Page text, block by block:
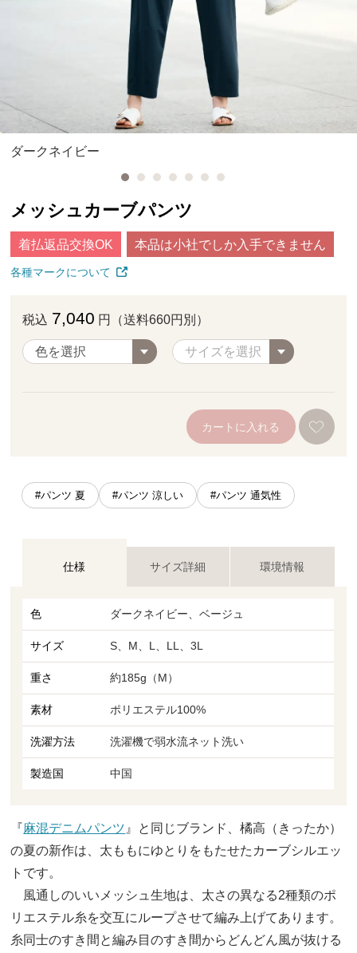
ダークネイビー
メッシュカーブパンツ
着払返品交換OK 本品は小社でしか入手できません
各種マークについて
税込 7,040 円（送料660円別）
カートに入れる
#パンツ 夏 #パンツ 涼しい #パンツ 通気性
仕様 サイズ詳細 環境情報
色 ダークネイビー、ベージュ
サイズ S、M、L、LL、3L
重さ 約185g（M）
素材 ポリエステル100%
洗濯方法 洗濯機で弱水流ネット洗い
製造国 中国
『麻混デニムパンツ 』と同じブランド、橘高（きったか）
の夏の新作は、太ももにゆとりをもたせたカーブシルエッ
トです。
風通しのいいメッシュ生地は、太さの異なる2種類のポ
リエステル糸を交互にループさせて編み上げてあります。
糸同士のすき間と編み目のすき間からどんどん風が抜ける